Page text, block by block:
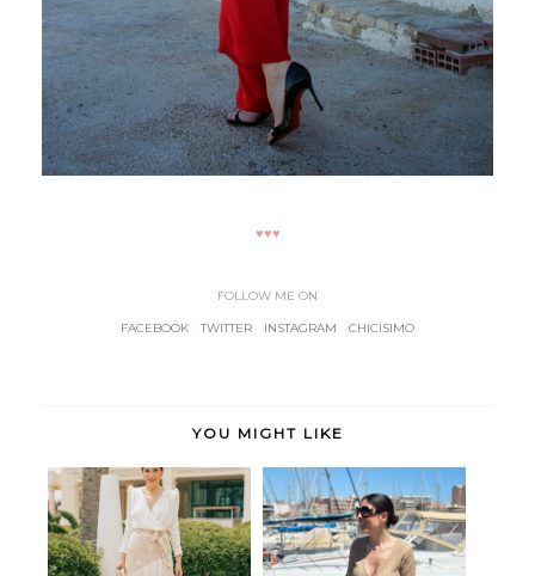
♥♥♥
FOLLOW ME ON
FACEBOOK -TWITTER INSTAGRAM CHICISIMO
YOU MIGHT LIKE
Manila Gio